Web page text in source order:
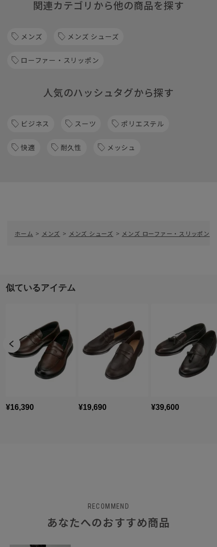
関連カテゴリから他の商品を探す
メンズ メンズ シューズ
ローファー・スリッポン
人気のハッシュタグから探す
ビジネス スーツ ポリエステル
快適 耐久性 メッシュ
ホーム > メンズ > メンズ シューズ > メンズ ローファー・スリッポン
RECOMMEND
あなたへのおすすめ商品